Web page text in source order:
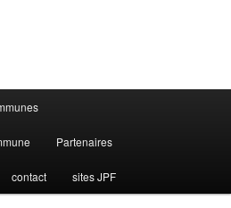
Partenaires
contact sites JPF